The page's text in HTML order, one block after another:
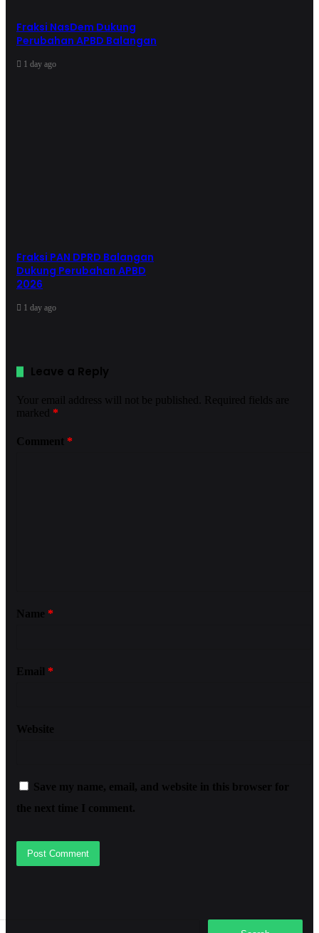
Fraksi NasDem Dukung
Perubahan APBD Balangan
1 day ago
Fraksi PAN DPRD Balangan
Dukung Perubahan APBD
2026
1 day ago
Leave a Reply
Your email address will not be published.
Required fields are
marked *
Comment *
Name *
Email *
Website
Save my name, email, and website in this browser for
the next time I comment.
Search